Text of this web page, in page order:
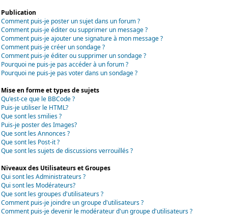
Publication
Comment puis-je poster un sujet dans un forum ?
Comment puis-je éditer ou supprimer un message ?
Comment puis-je ajouter une signature à mon message ?
Comment puis-je créer un sondage ?
Comment puis-je éditer ou supprimer un sondage ?
Pourquoi ne puis-je pas accéder à un forum ?
Pourquoi ne puis-je pas voter dans un sondage ?
Mise en forme et types de sujets
Qu'est-ce que le BBCode ?
Puis-je utiliser le HTML?
Que sont les smilies ?
Puis-je poster des Images?
Que sont les Annonces ?
Que sont les Post-it ?
Que sont les sujets de discussions verrouillés ?
Niveaux des Utilisateurs et Groupes
Qui sont les Administrateurs ?
Qui sont les Modérateurs?
Que sont les groupes d'utilisateurs ?
Comment puis-je joindre un groupe d'utilisateurs ?
Comment puis-je devenir le modérateur d'un groupe d'utilisateurs ?